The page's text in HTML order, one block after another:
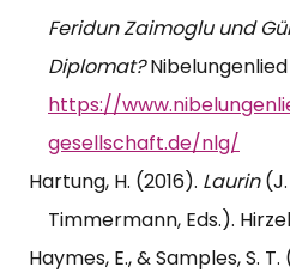
Feridun Zaimoglu und
Diplomat?
https://
gesellschaft.de/nlg/
Hartung, H. (2016). Laurin(J.
Timmermann, Eds.).
Haymes, E., & Samples, S. T.